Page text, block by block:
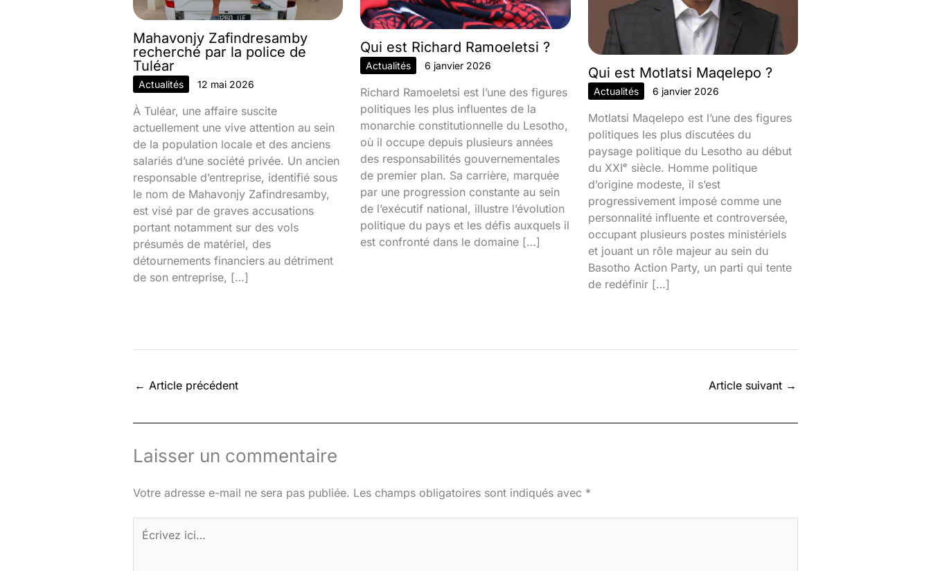
Mahavonjy Zafindresamby
recherché par la police de
Tuléar
Actualités 12 mai 2026
À Tuléar, une affaire suscite
actuellement une vive attention au sein
de la population locale et des anciens
salariés d’une société privée. Un ancien
responsable d’entreprise, identifié sous
le nom de Mahavonjy Zafindresamby,
est visé par de graves accusations
portant notamment sur des vols
présumés de matériel, des
détournements financiers au détriment
de son entreprise, […]
Qui est Richard Ramoeletsi ?
Actualités 6 janvier 2026
Richard Ramoeletsi est l’une des figures
politiques les plus influentes de la
monarchie constitutionnelle du Lesotho,
où il occupe depuis plusieurs années
des responsabilités gouvernementales
de premier plan. Sa carrière, marquée
par une progression constante au sein
de l’exécutif national, illustre l’évolution
politique du pays et les défis auxquels il
est confronté dans le domaine […]
Qui est Motlatsi Maqelepo ?
Actualités 6 janvier 2026
Motlatsi Maqelepo est l’une des figures
politiques les plus discutées du
paysage politique du Lesotho au début
du XXIᵉ siècle. Homme politique
d’origine modeste, il s’est
progressivement imposé comme une
personnalité influente et controversée,
occupant plusieurs postes ministériels
et jouant un rôle majeur au sein du
Basotho Action Party, un parti qui tente
de redéfinir […]
← Article précédent Article suivant →
Laisser un commentaire
Votre adresse e-mail ne sera pas publiée. Les champs obligatoires sont indiqués avec *
Écrivez
ici…